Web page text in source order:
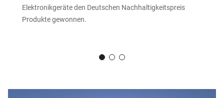
Elektronikgeräte den Deutschen Nachhaltigkeitspreis
Produkte gewonnen.